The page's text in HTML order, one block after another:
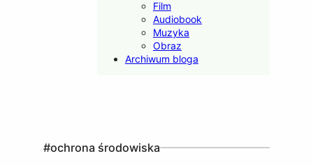
Film
Audiobook
Muzyka
Obraz
Archiwum bloga
#ochrona środowiska